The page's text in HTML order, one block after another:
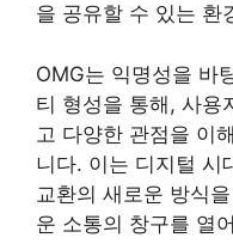
을 공유할 수 있는 환
OMG는 익명성을 바
티 형성을 통해, 사용
고 다양한 관점을 이
니다. 이는 디지털 시
교환의 새로운 방식
운 소통의 창구를 열